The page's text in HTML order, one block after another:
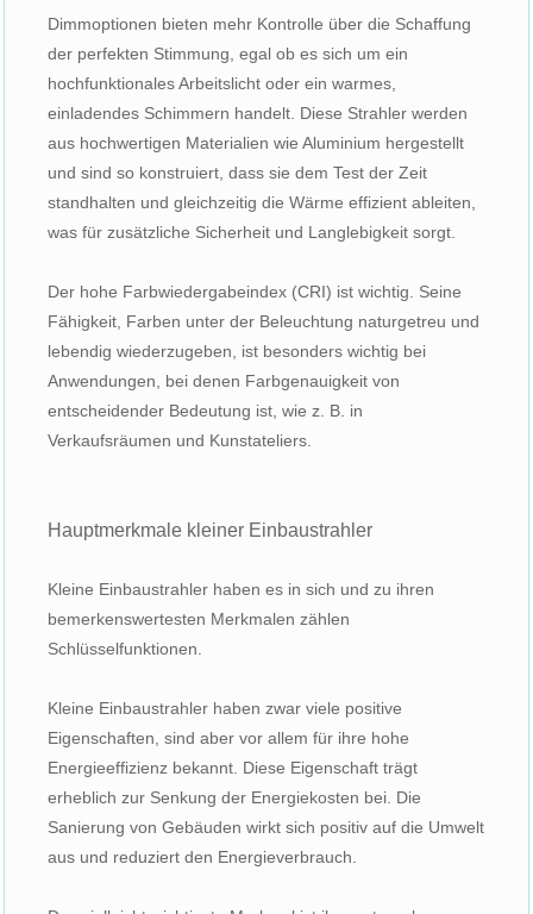
Dimmoptionen bieten mehr Kontrolle über die Schaffung
der perfekten Stimmung, egal ob es sich um ein
hochfunktionales Arbeitslicht oder ein warmes,
einladendes Schimmern handelt. Diese Strahler werden
aus hochwertigen Materialien wie Aluminium hergestellt
und sind so konstruiert, dass sie dem Test der Zeit
standhalten und gleichzeitig die Wärme effizient ableiten,
was für zusätzliche Sicherheit und Langlebigkeit sorgt.
Der hohe Farbwiedergabeindex (CRI) ist wichtig. Seine
Fähigkeit, Farben unter der Beleuchtung naturgetreu und
lebendig wiederzugeben, ist besonders wichtig bei
Anwendungen, bei denen Farbgenauigkeit von
entscheidender Bedeutung ist, wie z. B. in
Verkaufsräumen und Kunstateliers.
Hauptmerkmale kleiner Einbaustrahler
Kleine Einbaustrahler haben es in sich und zu ihren
bemerkenswertesten Merkmalen zählen
Schlüsselfunktionen.
Kleine Einbaustrahler haben zwar viele positive
Eigenschaften, sind aber vor allem für ihre hohe
Energieeffizienz bekannt. Diese Eigenschaft trägt
erheblich zur Senkung der Energiekosten bei. Die
Sanierung von Gebäuden wirkt sich positiv auf die Umwelt
aus und reduziert den Energieverbrauch.